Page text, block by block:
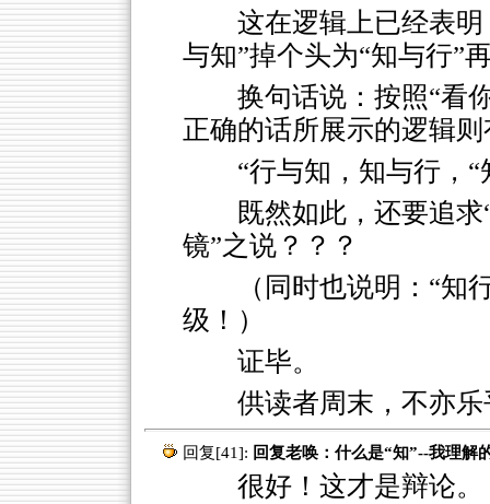
这在逻辑上已经表明
与知”掉个头为“知与行”
换句话说：按照“看
正确的话所展示的逻辑则
“行与知，知与行，“
既然如此，还要追
镜”之说？？？
（同时也说明：“知
级！）
证毕。
供读者周末，不亦乐
回复[41]: 回复老唤：什么是“知”--我理解
很好！这才是辩论。